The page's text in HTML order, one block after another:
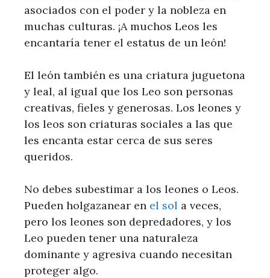
asociados con el poder y la nobleza en
muchas culturas. ¡A muchos Leos les
encantaría tener el estatus de un león!
El león también es una criatura juguetona
y leal, al igual que los Leo son personas
creativas, fieles y generosas. Los leones y
los leos son criaturas sociales a las que
les encanta estar cerca de sus seres
queridos.
No debes subestimar a los leones o Leos.
Pueden holgazanear en el sol a veces,
pero los leones son depredadores, y los
Leo pueden tener una naturaleza
dominante y agresiva cuando necesitan
proteger algo.